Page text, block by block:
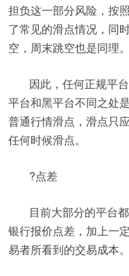
担负这一部分风险，按
了常见的滑点情况，同
空，周末跳空也是同理。
因此，任何正规平
平台和黑平台不同之处
普通行情滑点，滑点只
任何时候滑点。
?点差
目前大部分的平台
银行报价点差，加上一
易者所看到的交易成本。